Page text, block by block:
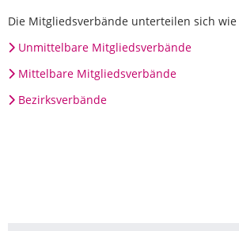
Die Mitgliedsverbände unterteilen sich
Unmittelbare Mitgliedsverbände
Mittelbare Mitgliedsverbände
Bezirksverbände